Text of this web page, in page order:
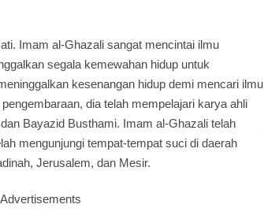
Imam al-Ghazali sangat mencintai ilmu
segala kemewahan hidup untuk
kesenangan hidup demi mencari ilmu
dia telah mempelajari karya ahli
Bayazid Busthami. Imam al-Ghazali telah
mengunjungi tempat-tempat suci di daerah
Jerusalem, dan Mesir.
Advertisements